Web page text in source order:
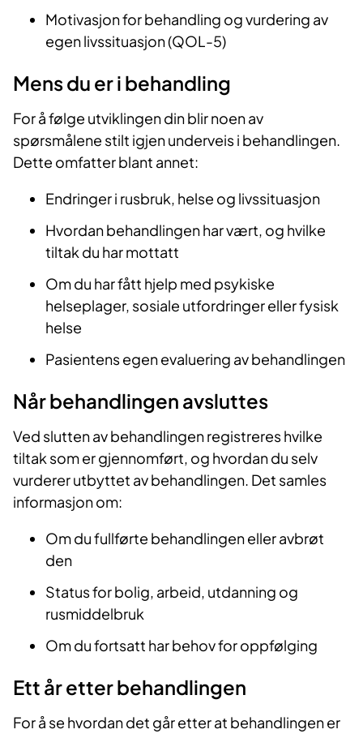
Motivasjon for behandling og vurdering av
egen livssituasjon (QOL-5)
Mens du er i behandling
For å følge utviklingen din blir noen av
spørsmålene stilt igjen underveis i behandlingen.
Dette omfatter blant annet:
Endringer i rusbruk, helse og livssituasjon
Hvordan behandlingen har vært, og hvilke
tiltak du har mottatt
Om du har fått hjelp med psykiske
helseplager, sosiale utfordringer eller fysisk
helse
Pasientens egen evaluering av behandlingen
Når behandlingen avsluttes
Ved slutten av behandlingen registreres hvilke
tiltak som er gjennomført, og hvordan du selv
vurderer utbyttet av behandlingen. Det samles
informasjon om:
Om du fullførte behandlingen eller avbrøt
den
Status for bolig, arbeid, utdanning og
rusmiddelbruk
Om du fortsatt har behov for oppfølging
Ett år etter behandlingen
For å se hvordan det går etter at behandlingen er